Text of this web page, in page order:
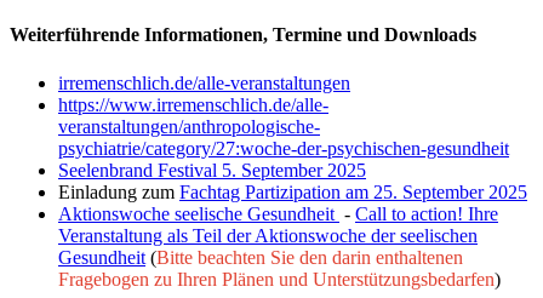
Weiterführende Informationen, Termine und Downloads
irremenschlich.de/alle-veranstaltungen
https://www.irremenschlich.de/alle-
veranstaltungen/anthropologische-
psychiatrie/category/27:woche-der-psychischen-gesundheit
Seelenbrand Festival 5. September 2025
Einladung zum Fachtag Partizipation am 25. September 2025
Aktionswoche seelische Gesundheit - Call to action! Ihre
Veranstaltung als Teil der Aktionswoche der seelischen
Gesundheit (Bitte beachten Sie den darin enthaltenen
Fragebogen zu Ihren Plänen und Unterstützungsbedarfen)